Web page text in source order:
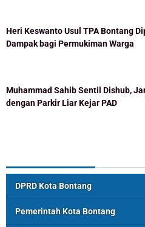
Heri Keswanto Usul TPA Bontang
Dampak bagi Permukiman Warga
Muhammad Sahib Sentil Dishub,
dengan Parkir Liar Kejar PAD
DPRD Kota Bontang
Pemerintah Kota Bontang